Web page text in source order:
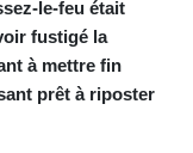
CUP 26.5
CVE 95.703894
DJF 177.720393
le-feu était
fustigé la
à mettre fin
prêt à riposter